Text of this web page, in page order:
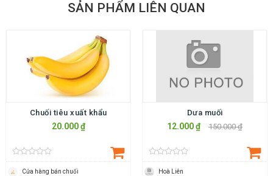
SẢN PHẨM LIÊN QUAN
Chuối tiêu xuất khẩu
20.000 ₫
Cửa hàng bán chuối
Dưa muối
12.000 ₫ 150.000 ₫
Hoà Liên